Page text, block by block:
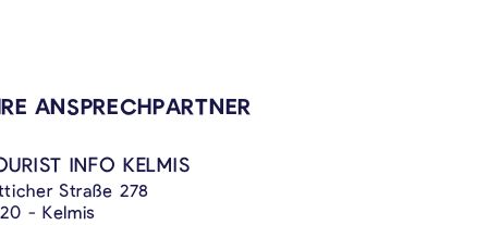
INHALTE
ANSPRECHPARTNER
INFO KELMIS
Straße 278
- Kelmis